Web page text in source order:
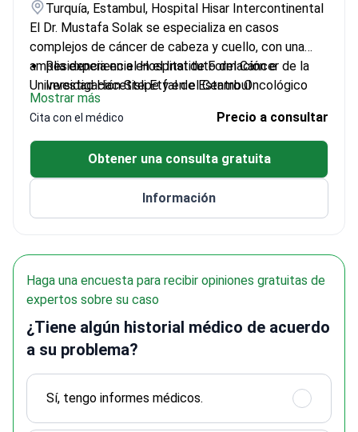
Turquía, Estambul, Hospital Hisar Intercontinental
El Dr. Mustafa Solak se especializa en casos
complejos de cáncer de cabeza y cuello, con una
amplia experiencia en el Instituto del Cáncer de la
Universidad Hacettepe y en el Centro Oncológico
MD Anderson de la Universidad de Texas.
Residencia en el Hospital de Formación e
Investigación Sisli Etfal de Estambul
Subespecialización en oncología en la Universidad
Hacettepe
Trabaja en el Hisar Hospital Intercontinental
Trata diversos tipos de cáncer, incluidos los de
cabeza y cuello
Mostrar más
Cita con el médico Precio a consultar
Obtener una consulta gratuita
Información
Haga una encuesta para recibir opiniones gratuitas de
expertos sobre su caso
¿Tiene algún historial médico de acuerdo
a su problema?
Sí, tengo informes médicos.